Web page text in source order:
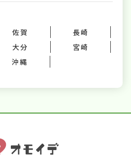
佐賀
長崎
大分
宮崎
沖縄